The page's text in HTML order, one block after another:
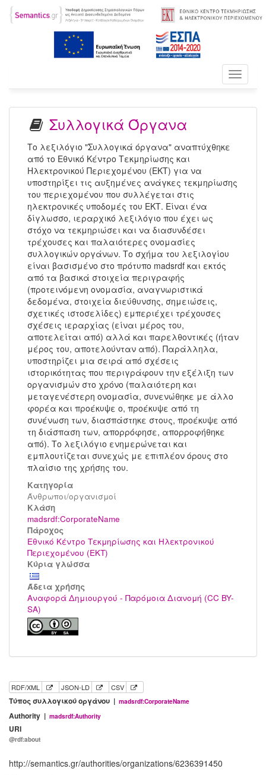
Toggle
Συλλογικά Όργανα
Το λεξιλόγιο "Συλλογικά όργανα" αναπτύχθηκε
από το Εθνικό Κέντρο Τεκμηρίωσης και
Ηλεκτρονικού Περιεχομένου (ΕΚΤ) για να
υποστηρίξει τις αυξημένες ανάγκες τεκμηρίωσης
του περιεχομένου που συλλέγεται στις
ηλεκτρονικές υποδομές του ΕΚΤ. Είναι ένα
δίγλωσσο, ιεραρχικό λεξιλόγιο που έχει ως
στόχο να τεκμηριώσει και να διασυνδέσει
τρέχουσες και παλαιότερες ονομασίες
συλλογικών οργάνων. Το σχήμα του λεξιλογίου
είναι βασισμένο στο πρότυπο madsrdf και εκτός
από τα βασικά στοιχεία περιγραφής
(προτεινόμενη ονομασία, αναγνωριστικά
δεδομένα, στοιχεία διεύθυνσης, σημειώσεις,
σχετικές ιστοσελίδες) εμπεριέχει τρέχουσες
σχέσεις ιεραρχίας (είναι μέρος του,
αποτελείται από) αλλά και παρελθοντικές (ήταν
μέρος του, αποτελούνταν από). Παράλληλα,
υποστηρίζει μια σειρά από σχέσεις
ιστορικότητας που περιγράφουν την εξέλιξη των
οργανισμών στο χρόνο (παλαιότερη και
μεταγενέστερη ονομασία, συνενώθηκε με άλλο
φορέα και προέκυψε ο, προέκυψε από τη
συνένωση των, διασπάστηκε στους, προέκυψε από
τη διάσπαση των, απορρόφησε, απορροφήθηκε
από). Το λεξιλόγιο ενημερώνεται και
εμπλουτίζεται συνεχώς με επιπλέον όρους στο
πλαίσιο της χρήσης του.
Κατηγορία
Άνθρωποι/οργανισμοί
Kλάση
madsrdf:CorporateName
Πάροχος
Εθνικό Κέντρο Τεκμηρίωσης και Ηλεκτρονικού
Περιεχομένου (ΕΚΤ)
Κύρια γλώσσα
Άδεια χρήσης
Αναφορά Δημιουργού - Παρόμοια Διανομή (CC BY-
SA)
RDF/XML JSON-LD CSV
Τύπος συλλογικού οργάνου | madsrdf:CorporateName
Authority | madsrdf:Authority
URI
@rdf:about
http://semantics.gr/authorities/organizations/6236391450